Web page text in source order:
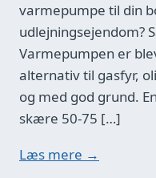
varmepumpe til din
udlejningsejendom?
Varmepumpen er
alternativ til gasfyr,
og med god grund.
skære 50-75 […]
Læs mere →